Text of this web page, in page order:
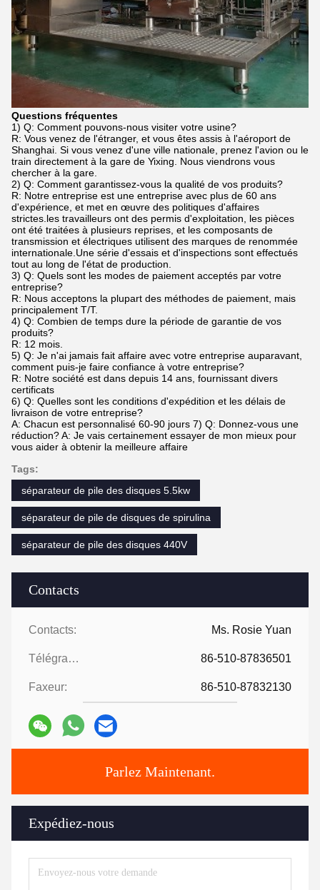
Contacts
Contacts: Ms. Rosie Yuan
Télégramme: 86-510-87836501
Faxeur: 86-510-87832130
Parlez Maintenant.
Expédiez-nous
Questions fréquentes
1) Q: Comment pouvons-nous visiter votre usine?
R: Vous venez de l'étranger, et vous êtes assis à l'aéroport de
Shanghai. Si vous venez d'une ville nationale, prenez l'avion ou le
train directement à la gare de Yixing. Nous viendrons vous
chercher à la gare.
2) Q: Comment garantissez-vous la qualité de vos produits?
R: Notre entreprise est une entreprise avec plus de 60 ans
d'expérience, et met en œuvre des politiques d'affaires
strictes.les travailleurs ont des permis d'exploitation, les pièces
ont été traitées à plusieurs reprises, et les composants de
transmission et électriques utilisent des marques de renommée
internationale.Une série d'essais et d'inspections sont effectués
tout au long de l'état de production.
3) Q: Quels sont les modes de paiement acceptés par votre
entreprise?
R: Nous acceptons la plupart des méthodes de paiement, mais
principalement T/T.
4) Q: Combien de temps dure la période de garantie de vos
produits?
R: 12 mois.
5) Q: Je n'ai jamais fait affaire avec votre entreprise auparavant,
comment puis-je faire confiance à votre entreprise?
R: Notre société est dans depuis 14 ans, fournissant divers
certificats
6) Q: Quelles sont les conditions d'expédition et les délais de
livraison de votre entreprise?
A: Chacun est personnalisé 60-90 jours 7) Q: Donnez-vous une
réduction? A: Je vais certainement essayer de mon mieux pour
vous aider à obtenir la meilleure affaire
Tags:
séparateur de pile des disques 5.5kw
séparateur de pile de disques de spirulina
séparateur de pile des disques 440V